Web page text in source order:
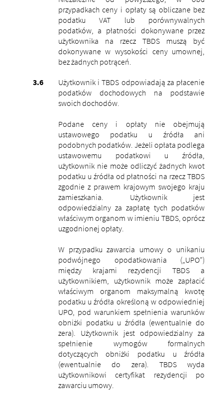
przypadkach ceny i opłaty są obliczane bez
podatku VAT lub porównywalnych
podatków, a płatności dokonywane przez
użytkownika na rzecz TBDS muszą być
dokonywane w wysokości ceny umownej,
bez żadnych potrąceń.
Użytkownik i TBDS odpowiadają za płacenie
podatków dochodowych na podstawie
swoich dochodów.
Podane ceny i opłaty nie obejmują
ustawowego podatku u źródła ani
podobnych podatków. Jeżeli opłata podlega
ustawowemu podatkowi u źródła,
użytkownik nie może odliczyć żadnych kwot
podatku u źródła od płatności na rzecz TBDS
zgodnie z prawem krajowym swojego kraju
zamieszkania. Użytkownik jest
odpowiedzialny za zapłatę tych podatków
właściwym organom w imieniu TBDS, oprócz
uzgodnionej opłaty.
W przypadku zawarcia umowy o unikaniu
podwójnego opodatkowania („UPO”)
między krajami rezydencji TBDS a
użytkownikiem, użytkownik może zapłacić
właściwym organom maksymalną kwotę
podatku u źródła określoną w odpowiedniej
UPO, pod warunkiem spełnienia warunków
obniżki podatku u źródła (ewentualnie do
zera). Użytkownik jest odpowiedzialny za
spełnienie wymogów formalnych
dotyczących obniżki podatku u źródła
(ewentualnie do zera). TBDS wyda
użytkownikowi certyfikat rezydencji po
zawarciu umowy.